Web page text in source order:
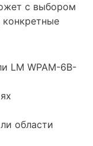
с выбором
LM WPAM-6B-
области